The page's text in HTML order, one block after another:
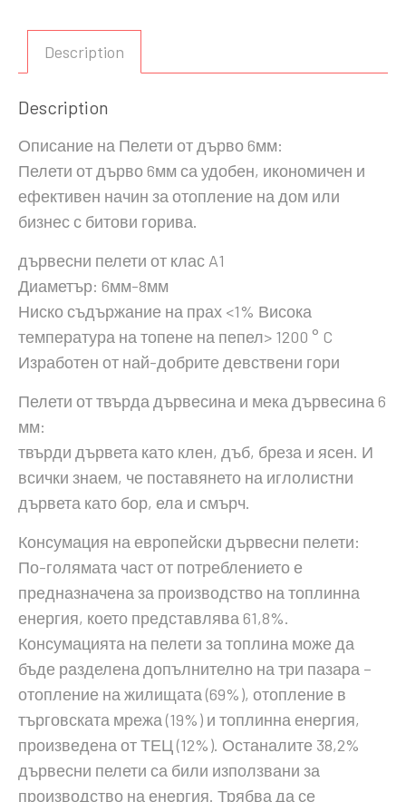
Description
Description
Описание на Пелети от дърво 6мм:
Пелети от дърво 6мм са удобен, икономичен и
ефективен начин за отопление на дом или
бизнес с битови горива.
дървесни пелети от клас A1
Диаметър: 6мм-8мм
Ниско съдържание на прах <1% Висока
температура на топене на пепел> 1200 ° C
Изработен от най-добрите девствени гори
Пелети от твърда дървесина и мека дървесина 6
мм:
твърди дървета като клен, дъб, бреза и ясен. И
всички знаем, че поставянето на иглолистни
дървета като бор, ела и смърч.
Консумация на европейски дървесни пелети:
По-голямата част от потреблението е
предназначена за производство на топлинна
енергия, което представлява 61,8%.
Консумацията на пелети за топлина може да
бъде разделена допълнително на три пазара –
отопление на жилищата (69%), отопление в
търговската мрежа (19%) и топлинна енергия,
произведена от ТЕЦ (12%). Останалите 38,2%
дървесни пелети са били използвани за
производство на енергия. Трябва да се